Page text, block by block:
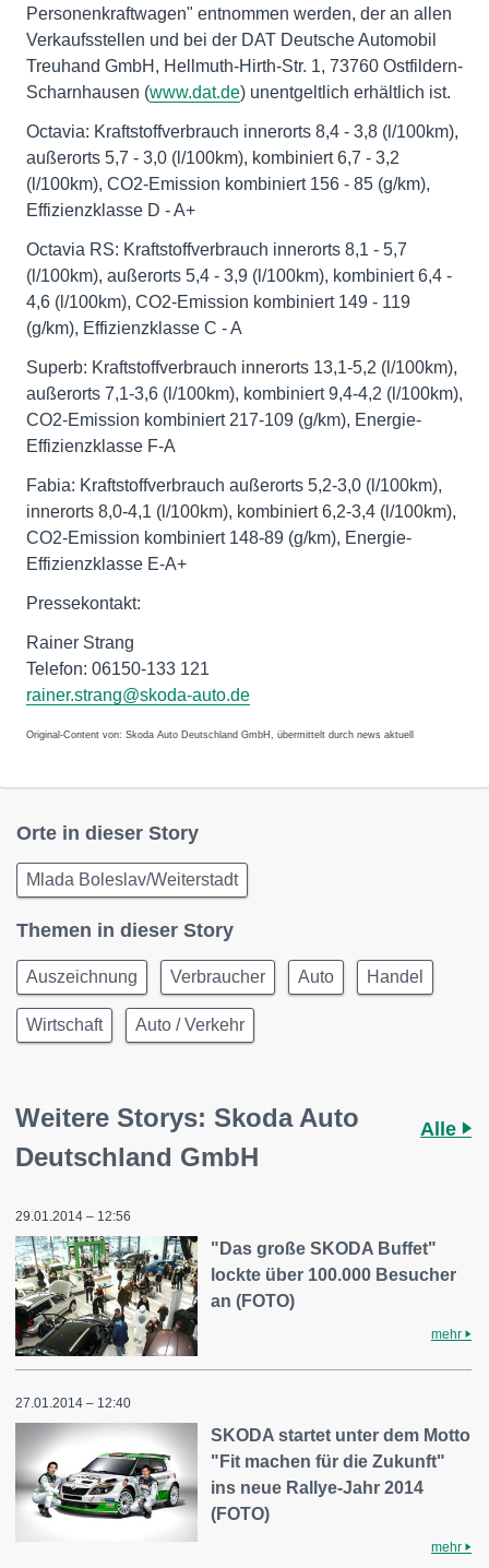
Personenkraftwagen" entnommen werden, der an allen
Verkaufsstellen und bei der DAT Deutsche Automobil
Treuhand GmbH, Hellmuth-Hirth-Str. 1, 73760 Ostfildern-
Scharnhausen (www.dat.de) unentgeltlich erhältlich ist.
Octavia: Kraftstoffverbrauch innerorts 8,4 - 3,8 (l/100km),
außerorts 5,7 - 3,0 (l/100km), kombiniert 6,7 - 3,2
(l/100km), CO2-Emission kombiniert 156 - 85 (g/km),
Effizienzklasse D - A+
Octavia RS: Kraftstoffverbrauch innerorts 8,1 - 5,7
(l/100km), außerorts 5,4 - 3,9 (l/100km), kombiniert 6,4 -
4,6 (l/100km), CO2-Emission kombiniert 149 - 119
(g/km), Effizienzklasse C - A
Superb: Kraftstoffverbrauch innerorts 13,1-5,2 (l/100km),
außerorts 7,1-3,6 (l/100km), kombiniert 9,4-4,2 (l/100km),
CO2-Emission kombiniert 217-109 (g/km), Energie-
Effizienzklasse F-A
Fabia: Kraftstoffverbrauch außerorts 5,2-3,0 (l/100km),
innerorts 8,0-4,1 (l/100km), kombiniert 6,2-3,4 (l/100km),
CO2-Emission kombiniert 148-89 (g/km), Energie-
Effizienzklasse E-A+
Pressekontakt:
Rainer Strang
Telefon: 06150-133 121
rainer.strang@skoda-auto.de
Original-Content von: Skoda Auto Deutschland GmbH, übermittelt durch news aktuell
Orte in dieser Story
Mlada Boleslav/Weiterstadt
Themen in dieser Story
Auszeichnung Verbraucher Auto Handel
Wirtschaft Auto / Verkehr
Weitere Storys: Skoda Auto
Deutschland GmbH
Alle
29.01.2014 – 12:56
"Das große SKODA Buffet"
lockte über 100.000 Besucher
an (FOTO)
mehr
27.01.2014 – 12:40
SKODA startet unter dem Motto
"Fit machen für die Zukunft"
ins neue Rallye-Jahr 2014
(FOTO)
mehr